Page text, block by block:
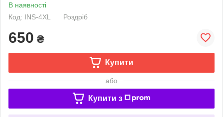
В наявності
Код: INS-4XL
Роздріб
650 ₴
Купити
або
Купити з